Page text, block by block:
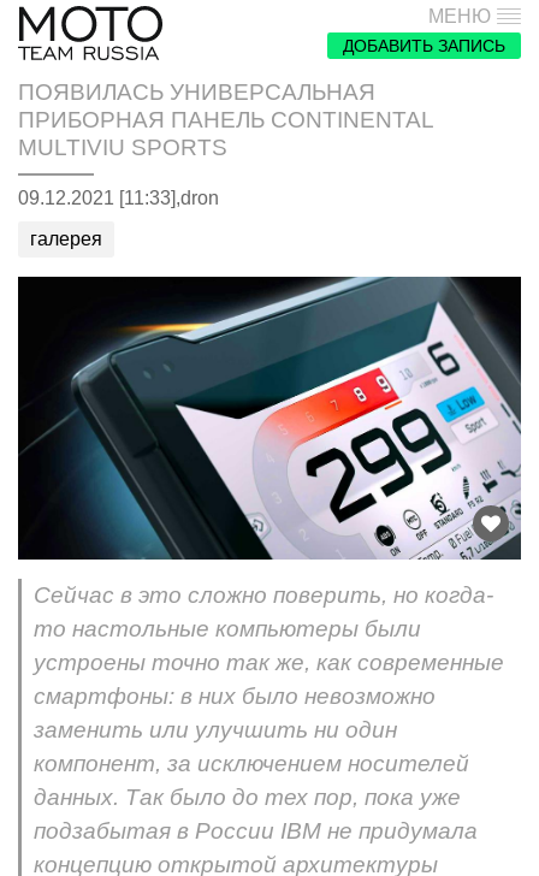
МЕНЮ
ДОБАВИТЬ ЗАПИСЬ
ПОЯВИЛАСЬ УНИВЕРСАЛЬНАЯ
ПРИБОРНАЯ ПАНЕЛЬ CONTINENTAL
MULTIVIU SPORTS
09.12.2021 [11:33],dron
галерея
Сейчас в это сложно поверить, но когда-
то настольные компьютеры были
устроены точно так же, как современные
смартфоны: в них было невозможно
заменить или улучшить ни один
компонент, за исключением носителей
данных. Так было до тех пор, пока уже
подзабытая в России IBM не придумала
концепцию открытой архитектуры